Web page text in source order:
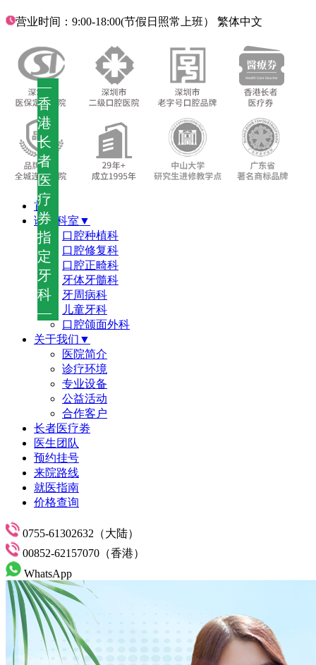
—
香
港
长
者
医
疗
券
指
定
牙
科
—
营业时间：9:00-18:00(节假日照常上班） 繁体中文
首页
诊疗科室▼
口腔种植科
口腔修复科
口腔正畸科
牙体牙髓科
牙周病科
儿童牙科
口腔颌面外科
关于我们▼
医院简介
诊疗环境
专业设备
公益活动
合作客户
长者医疗劵
医生团队
预约挂号
来院路线
就医指南
价格查询
0755-61302632（大陆）
00852-62157070（香港）
WhatsApp